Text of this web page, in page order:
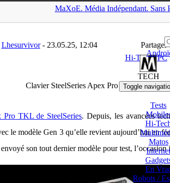
MaXoE. Média Indépendant. Sans
TECH
Toggle
Tests
Hi-
Matos
Internet
En
Robots /
▲
Lhesurvivor- 23.05.25, 12:04 Partager
Hi-Tech/PC
Clavier SteelSeries Apex Pro TKL (Gen 3) :
Pro TKL de SteelSeries. Depuis, les avancées
le modèle Gen 3 qu’elle revient aujourd’hui
son tout dernier modèle pour test,